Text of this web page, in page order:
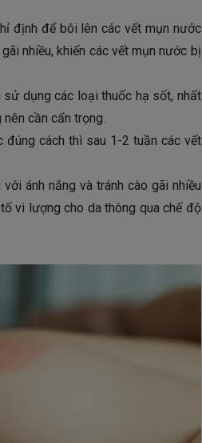
định để bôi lên các vết mụn nước
nhiều, khiến các vết mụn nước bị
dụng các loại thuốc hạ sốt, nhất
cần cẩn trọng.
cách thì sau 1-2 tuần các vết
ánh nắng và tránh cào gãi nhiều
vi lượng cho da thông qua chế độ